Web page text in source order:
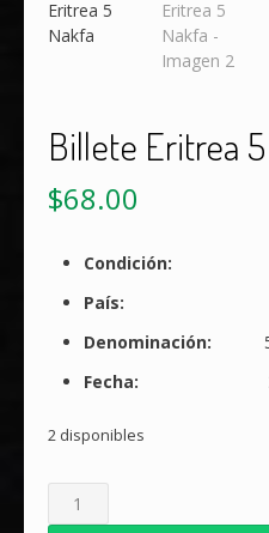
Billete Eritrea
$68.00
Condición:
País:
Denominación: 5
Fecha:
2 disponibles
Billete
Eritrea